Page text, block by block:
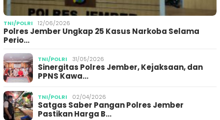
TNI/POLRI 12/06/2026
Polres Jember Ungkap 25 Kasus Narkoba Selama
Perio…
TNI/POLRI 31/05/2026
Sinergitas Polres Jember, Kejaksaan, dan
PPNS Kawa…
TNI/POLRI 02/04/2026
Satgas Saber Pangan Polres Jember
Pastikan Harga B…